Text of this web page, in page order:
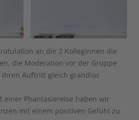
an die 2 Kolleginnen die
die Moderation vor der Gruppe
Auftritt gleich grandios
einer Phantasiereise haben wir
mit einem positiven Gefühl zu